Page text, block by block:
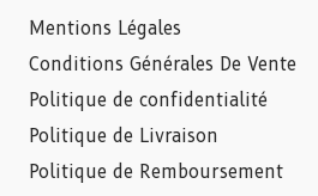
Mentions Légales
Conditions Générales De Vente
Politique de confidentialité
Politique de Livraison
Politique de Remboursement